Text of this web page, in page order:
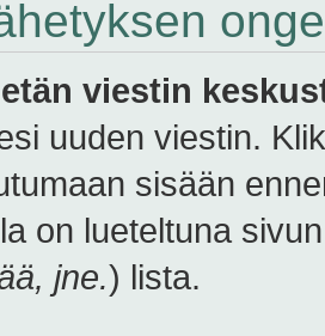
viestin
uuden viestin.
sisään
on lueteltuna
jne.) lista.